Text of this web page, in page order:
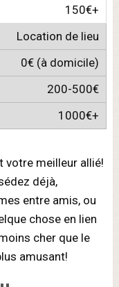
150€+
Location de lieu
0€ (à domicile)
200-500€
1000€+
votre meilleur allié!
déjà,
entre amis, ou
chose en lien
cher que le
amusant!